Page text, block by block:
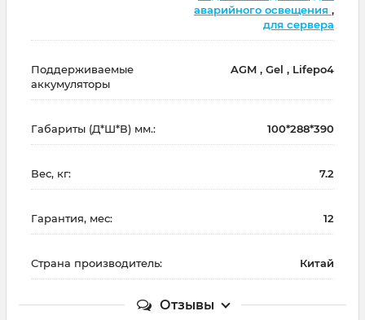
аварийного освещения ,
для сервера
Поддерживаемые
аккумуляторы
AGM , Gel , Lifepo4
Габариты (Д*Ш*В) мм.: 100*288*390
Вес, кг: 7.2
Гарантия, мес: 12
Страна производитель: Китай
Отзывы